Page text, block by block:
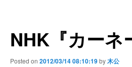
NHK『カーネ
Posted on 2012/03/14 08:10:19by木公